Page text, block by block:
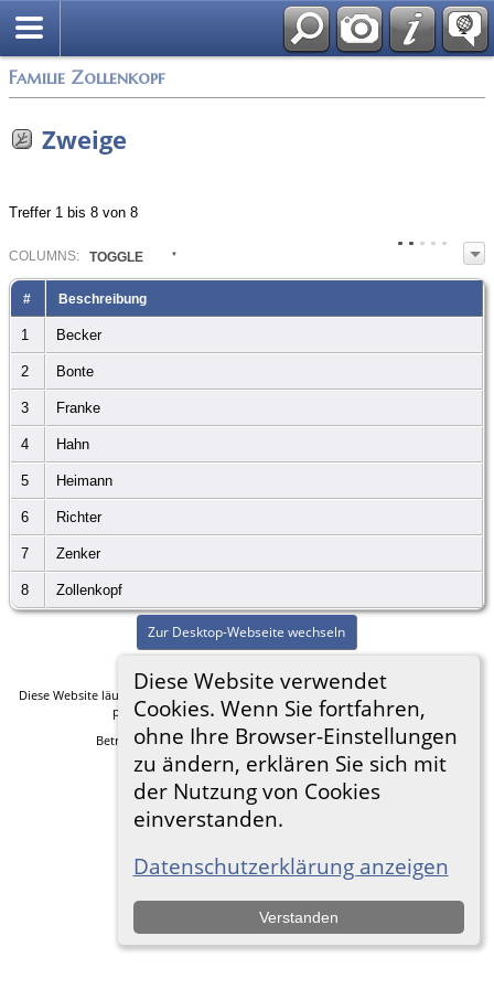
Familie Zollenkopf
Diese Website verwendet
Cookies. Wenn Sie fortfahren,
ohne Ihre Browser-Einstellungen
zu ändern, erklären Sie sich mit
der Nutzung von Cookies
einverstanden.
Datenschutzerklärung anzeigen
Verstanden
Zweige
Treffer 1 bis 8 von 8
COLUMN S: TOGGLE
# Beschreibung
1 Becker
2 Bonte
3 Franke
4 Hahn
5 Heimann
6 Richter
7 Zenker
8 Zollenkopf
Zur Desktop-Webseite wechseln
Diese Website läuft mit
programmiert von Darrin Lythgoe © 2001-2026.
Betreut vonFrank Heimann. |Datenschutzerklärung.